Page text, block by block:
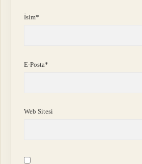
İsim*
E-Posta*
Web Sitesi